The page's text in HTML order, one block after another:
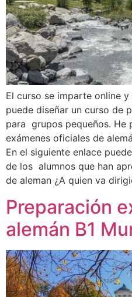
El curso se imparte online
puede diseñar un curso de
para grupos pequeños. He
exámenes oficiales de
En el siguiente enlace
de los alumnos que han
de aleman ¿A quien va
Preparación
alemán B1